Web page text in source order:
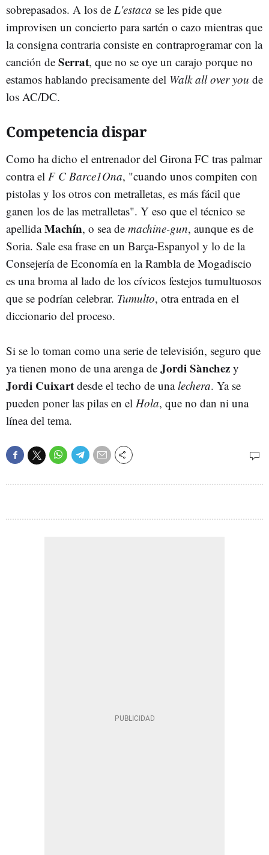
sobrepasados. A los de L'estaca se les pide que
improvisen un concierto para sartén o cazo mientras que
la consigna contraria consiste en contraprogramar con la
canción de Serrat, que no se oye un carajo porque no
estamos hablando precisamente del Walk all over you de
los AC/DC.
Competencia dispar
Como ha dicho el entrenador del Girona FC tras palmar
contra el F C Barce1Ona, "cuando unos compiten con
pistolas y los otros con metralletas, es más fácil que
ganen los de las metralletas". Y eso que el técnico se
apellidaMachín, o sea de machine-gun, aunque es de
Soria. Sale esa frase en un Barça-Espanyol y lo de la
Consejería de Economía en la Rambla de Mogadiscio
es una broma al lado de los cívicos festejos tumultuosos
que se podrían celebrar. Tumulto, otra entrada en el
diccionario del proceso.
Si se lo toman como una serie de televisión, seguro que
ya tienen mono de una arenga de Jordi Sànchez y
Jordi Cuixart desde el techo de unalechera. Ya se
pueden poner las pilas en el Hola, que no dan ni una
línea del tema.